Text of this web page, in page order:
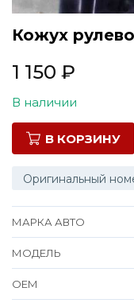
Кожух
1 150 ₽
В наличии
В КОРЗИНУ
Оригинальный
МАРКА АВТО
МОДЕЛЬ
ОЕМ